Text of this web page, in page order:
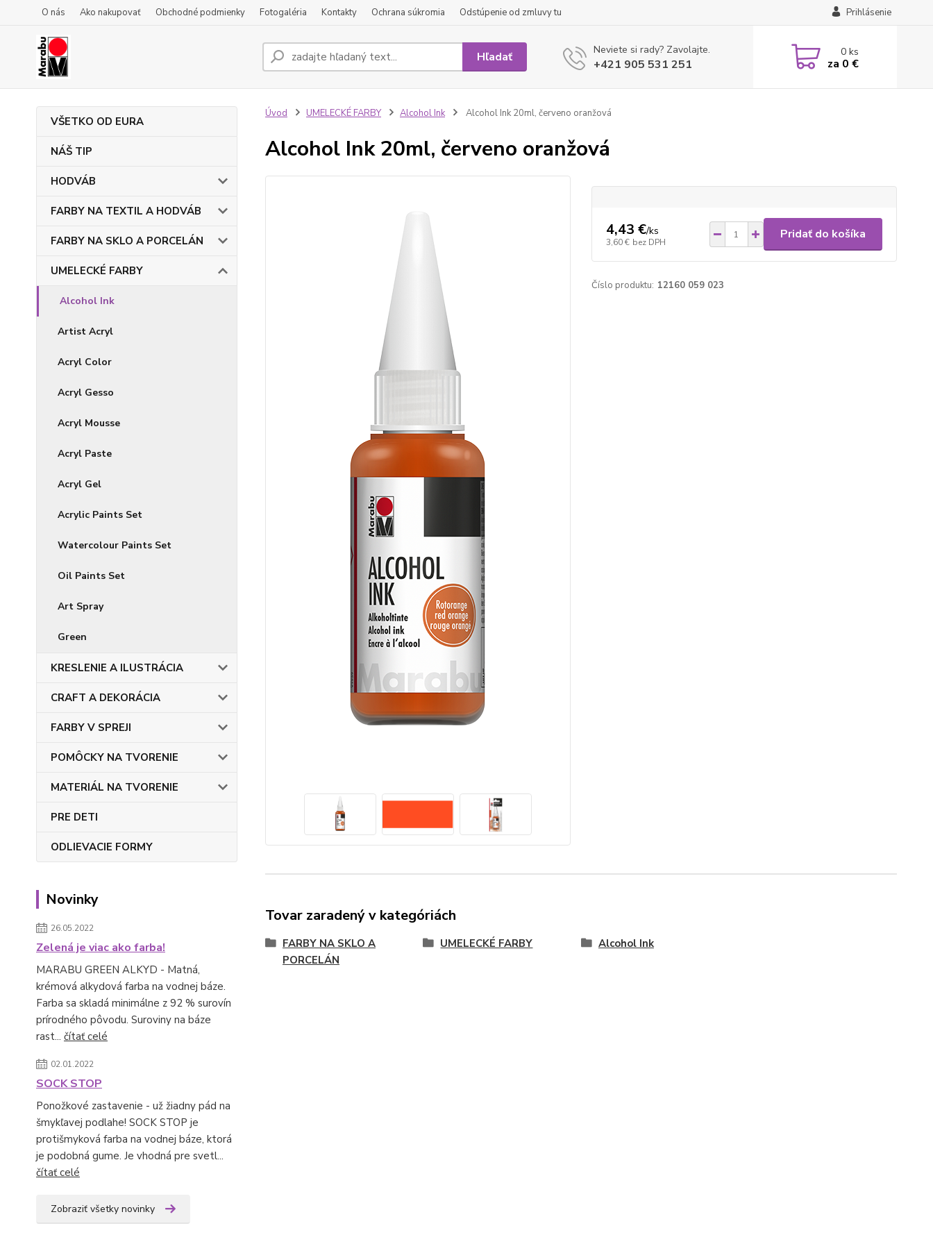
O nás Ako nakupovať Obchodné podmienky Fotogaléria Kontakty Ochrana súkromia Odstúpenie od zmluvy tu Prihlásenie
Hľadať Neviete si rady? Zavolajte.
+421 905 531 251
0ks
za 0 €
VŠETKO OD EURA
NÁŠ TIP
HODVÁB
FARBY NA TEXTIL A HODVÁB
FARBY NA SKLO A PORCELÁN
UMELECKÉ FARBY
Alcohol Ink
Artist Acryl
Acryl Color
Acryl Gesso
Acryl Mousse
Acryl Paste
Acryl Gel
Acrylic Paints Set
Watercolour Paints Set
Oil Paints Set
Art Spray
Green
KRESLENIE A ILUSTRÁCIA
CRAFT A DEKORÁCIA
FARBY V SPREJI
POMÔCKY NA TVORENIE
MATERIÁL NA TVORENIE
PRE DETI
ODLIEVACIE FORMY
Novinky
26.05.2022
Zelená je viac ako farba!
MARABU GREEN ALKYD - Matná,
krémová alkydová farba na vodnej báze.
Farba sa skladá minimálne z 92 % surovín
prírodného pôvodu. Suroviny na báze
rast... čítať celé
02.01.2022
SOCK STOP
Ponožkové zastavenie - už žiadny pád na
šmykľavej podlahe! SOCK STOP je
protišmyková farba na vodnej báze, ktorá
je podobná gume. Je vhodná pre svetl...
čítať celé
Zobraziť všetky novinky
Úvod UMELECKÉ FARBY Alcohol Ink Alcohol Ink 20ml, červeno oranžová
Alcohol Ink 20ml, červeno oranžová
4,43 €/ks
3,60 € bez DPH
Pridať do košíka
Číslo produktu: 12160 059 023
Tovar zaradený v kategóriách
FARBY NA SKLO A
PORCELÁN
UMELECKÉ FARBY Alcohol Ink